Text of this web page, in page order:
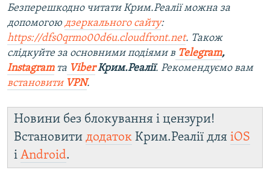
Безперешкодно читати Крим.Реалії можна за
допомогою дзеркального сайту:
https://dfs0qrmo00d6u.cloudfront.net. Також
слідкуйте за основними подіями в Telegram,
Instagramта ViberКрим.Реалії. Рекомендуємо вам
встановити VPN.
Новини без блокування і цензури!
Встановити додаток Крим.Реалії для iOS
і Android.